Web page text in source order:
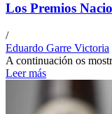
Los Premios
/
Eduardo Garre Victoria
A continuación os
Leer más